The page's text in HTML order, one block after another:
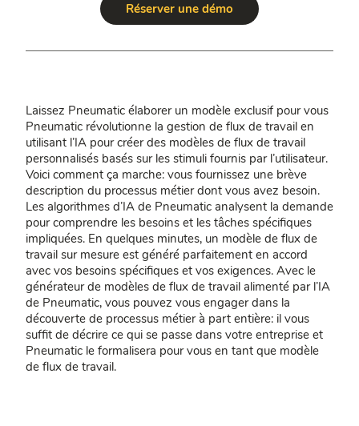
Réserver une démo
Laissez Pneumatic élaborer un modèle exclusif pour vous
Pneumatic révolutionne la gestion de flux de travail en
utilisant l’IA pour créer des modèles de flux de travail
personnalisés basés sur les stimuli fournis par l’utilisateur.
Voici comment ça marche: vous fournissez une brève
description du processus métier dont vous avez besoin.
Les algorithmes d’IA de Pneumatic analysent la demande
pour comprendre les besoins et les tâches spécifiques
impliquées. En quelques minutes, un modèle de flux de
travail sur mesure est généré parfaitement en accord
avec vos besoins spécifiques et vos exigences. Avec le
générateur de modèles de flux de travail alimenté par l’IA
de Pneumatic, vous pouvez vous engager dans la
découverte de processus métier à part entière: il vous
suffit de décrire ce qui se passe dans votre entreprise et
Pneumatic le formalisera pour vous en tant que modèle
de flux de travail.